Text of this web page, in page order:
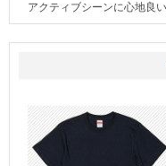
アクティブシーンに心地良